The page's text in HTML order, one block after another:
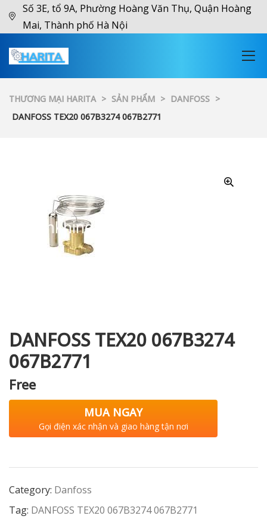
Số 3E, tổ 9A, Phường Hoàng Văn Thụ, Quận Hoàng
Mai, Thành phố Hà Nội
THƯƠNG MẠI HARITA > SẢN PHẨM > DANFOSS >
DANFOSS TEX20 067B3274 067B2771
DANFOSS TEX20 067B3274
067B2771
Free
MUA NGAY
Gọi điện xác nhận và giao hàng tận nơi
Category: Danfoss
Tag: DANFOSS TEX20 067B3274 067B2771